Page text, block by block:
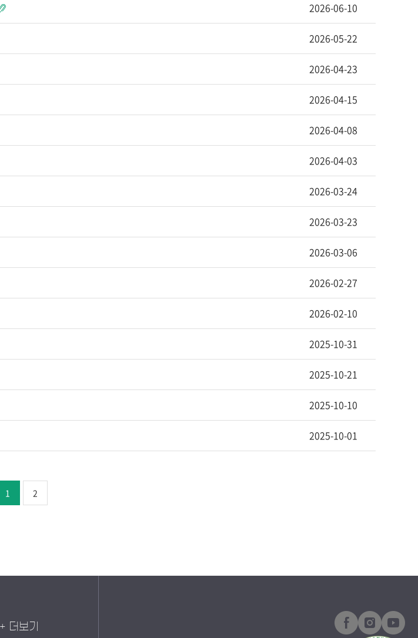
2026-06-10
2026-05-22
2026-04-23
2026-04-15
2026-04-08
2026-04-03
2026-03-24
2026-03-23
2026-03-06
2026-02-27
2026-02-10
2025-10-31
2025-10-21
2025-10-10
2025-10-01
1 2
+ 더보기